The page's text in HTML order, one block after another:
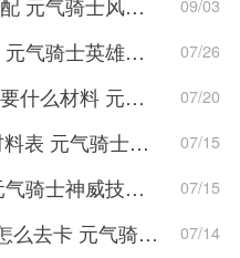
元气骑士风系神器怎么搭配 元气骑士风系神器搭配攻略 09/03
元气骑士英雄王剑怎么得 元气骑士英雄王剑获取攻略 07/26
元气骑士回响琥珀锻造需要什么材料 元气骑士回响琥珀锻造材料一览 07/20
元气骑士3.2.1武器锻造材料表 元气骑士3.2.1武器材料数据 07/15
元气骑士神威技能玩法 元气骑士神威技能介绍 07/15
元气骑士古大陆神器bug怎么去卡 元气骑士上古大陆的神器卡bug方法 07/14